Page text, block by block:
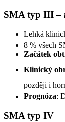
SMA typ III –
Lehká
8 % všech
Začátek
Klinický
později i
Prognóza:
SMA typ IV